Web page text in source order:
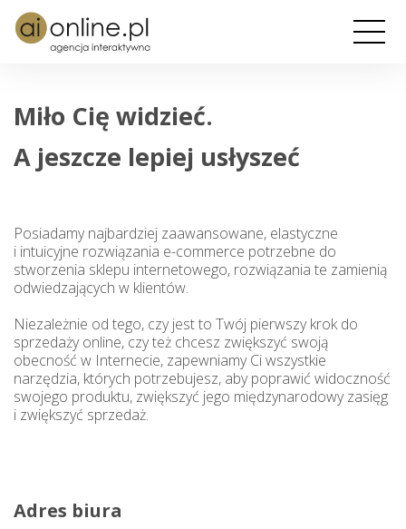
Miło Cię widzieć.
A jeszcze lepiej usłyszeć
Posiadamy najbardziej zaawansowane, elastyczne
i intuicyjne rozwiązania e-commerce potrzebne do
stworzenia sklepu internetowego, rozwiązania te zamienią
odwiedzających w klientów.
Niezależnie od tego, czy jest to Twój pierwszy krok do
sprzedaży online, czy też chcesz zwiększyć swoją
obecność w Internecie, zapewniamy Ci wszystkie
narzędzia, których potrzebujesz, aby poprawić widoczność
swojego produktu, zwiększyć jego międzynarodowy zasięg
i zwiększyć sprzedaż.
Adres biura